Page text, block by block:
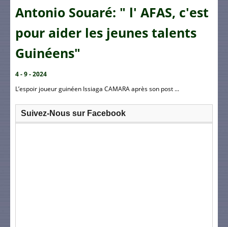
Antonio Souaré: " l' AFAS, c'est
pour aider les jeunes talents
Guinéens"
4 - 9 - 2024
L’espoir joueur guinéen Issiaga CAMARA après son post ...
Suivez-Nous sur Facebook